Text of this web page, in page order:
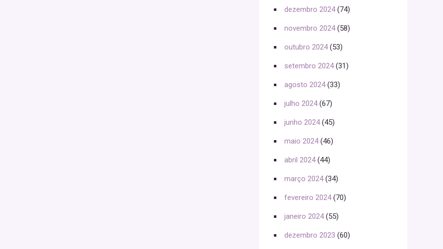
dezembro 2024(74)
novembro 2024(58)
outubro 2024(53)
setembro 2024(31)
agosto 2024(33)
julho 2024(67)
junho 2024(45)
maio 2024(46)
abril 2024(44)
março 2024(34)
fevereiro 2024(70)
janeiro 2024(55)
dezembro 2023 (60)